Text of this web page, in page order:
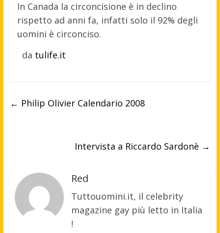
In Canada la circoncisione è in declino
rispetto ad anni fa, infatti solo il 92% degli
uomini è circonciso.
da tulife.it
← Philip Olivier Calendario 2008
Intervista a Riccardo Sardonè →
Red
Tuttouomini.it, il celebrity
magazine gay più letto in Italia
!